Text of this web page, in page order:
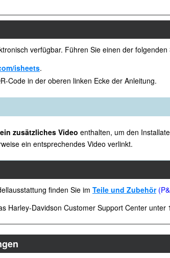
verfügbar. Führen Sie einen der
isheets.
Code in der oberen linken Ecke der Anleitung.
zusätzliches Video enthalten, um den
ein entsprechendes Video verlinkt.
finden Sie im Teile und Zubehör
Harley-Davidson Customer Support Center